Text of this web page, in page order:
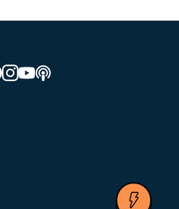
Retrouve CIAO sur Facebook
Retrouve CIAO sur Instagram
Retrouve CIAO sur YouTube
Découvre notre podcast